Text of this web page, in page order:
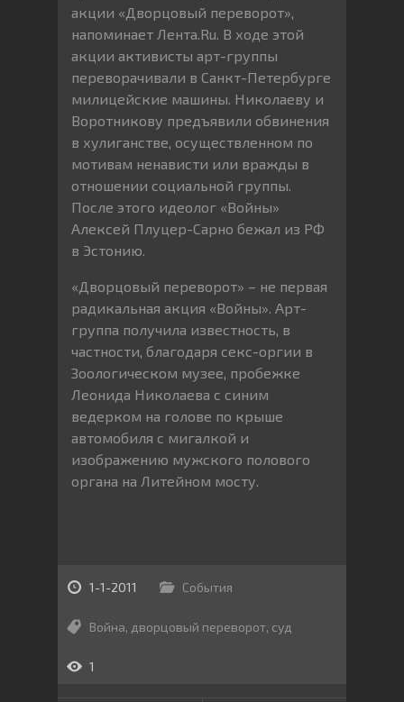
акции «Дворцовый переворот»,
напоминает Лента.Ru. В ходе этой
акции активисты арт-группы
переворачивали в Санкт-Петербурге
милицейские машины. Николаеву и
Воротникову предъявили обвинения
в хулиганстве, осуществленном по
мотивам ненависти или вражды в
отношении социальной группы.
После этого идеолог «Войны»
Алексей Плуцер-Сарно бежал из РФ
в Эстонию.
«Дворцовый переворот» – не первая
радикальная акция «Войны». Арт-
группа получила известность, в
частности, благодаря секс-оргии в
Зоологическом музее, пробежке
Леонида Николаева с синим
ведерком на голове по крыше
автомобиля с мигалкой и
изображению мужского полового
органа на Литейном мосту.
1-1-2011 События
Война, дворцовый переворот, суд
1